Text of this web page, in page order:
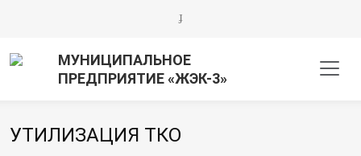
МУНИЦИПАЛЬНОЕ
ПРЕДПРИЯТИЕ «ЖЭК-3»
УТИЛИЗАЦИЯ ТКО